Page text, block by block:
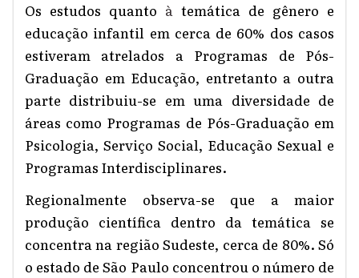
Os estudos quanto à temática de gênero e
educação infantil em cerca de 60% dos casos
estiveram atrelados a Programas de Pós-
Graduação em Educação, entretanto a outra
parte distribuiu-se em uma diversidade de
áreas como Programas de Pós-Graduação em
Psicologia, Serviço Social, Educação Sexual e
Programas Interdisciplinares.
Regionalmente observa-se que a maior
produção científica dentro da temática se
concentra na região Sudeste, cerca de 80%. Só
o estado de São Paulo concentrou o número de